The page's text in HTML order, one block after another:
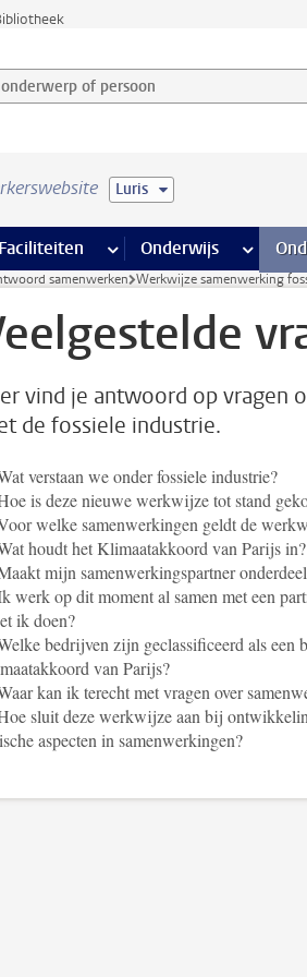
of persoon en selecteer categorie
Luris
pagina’s
Faciliteiten meer Faciliteiten pagina’s
Onderwijs meer
samenwerken Werkwijze samenwerking
vind je antwoord op vragen
de fossiele industrie.
verstaan we onder fossiele industrie?
is deze nieuwe werkwijze tot stand
welke samenwerkingen geldt de
houdt het Klimaatakkoord van Parijs in?
mijn samenwerkingspartner
werk op dit moment al samen met een
ik doen?
bedrijven zijn geclassificeerd als
van Parijs?
kan ik terecht met vragen over
sluit deze werkwijze aan bij
aspecten in samenwerkingen?